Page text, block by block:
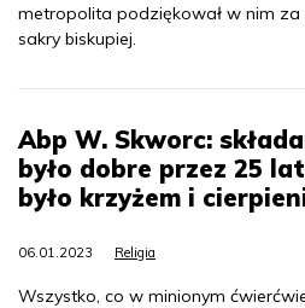
metropolita podziękował w nim
sakry biskupiej.
Abp W. Skworc:
było dobre przez 25
było krzyżem i
06.01.2023 Religia
Wszystko, co w minionym